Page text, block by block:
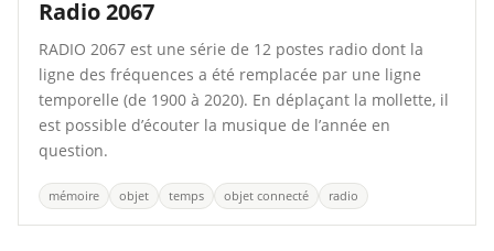
Radio 2067
RADIO 2067 est une série de 12 postes radio dont la
ligne des fréquences a été remplacée par une ligne
temporelle (de 1900 à 2020). En déplaçant la mollette, il
est possible d’écouter la musique de l’année en
question.
mémoire objet temps objet connecté radio